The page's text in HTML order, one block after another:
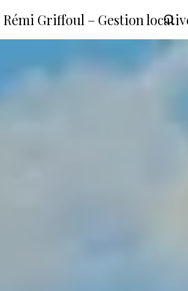
Griffoul – Gestion